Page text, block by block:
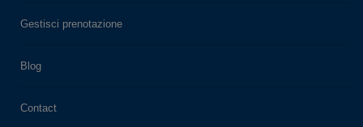
Gestisci prenotazione
Blog
Contact